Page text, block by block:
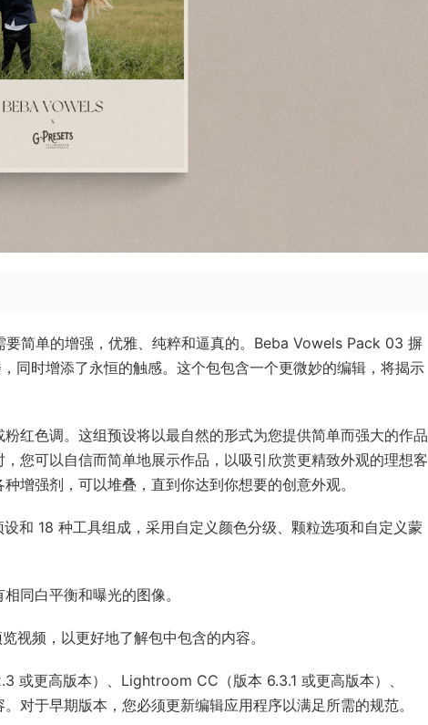
简单的增强，优雅、纯粹和逼真的。Beba Vowels Pack 03 摒
同时增添了永恒的触感。这个包包含一个更微妙的编辑，将揭示
红色调。这组预设将以最自然的形式为您提供简单而强大的作品
您可以自信而简单地展示作品，以吸引欣赏更精致外观的理想客
增强剂，可以堆叠，直到你达到你想要的创意外观。
和 18 种工具组成，采用自定义颜色分级、颗粒选项和自定义蒙
同白平衡和曝光的图像。
视频，以更好地了解包中包含的内容。
或更高版本）、Lightroom CC（版本 6.3.1 或更高版本）、
对于早期版本，您必须更新编辑应用程序以满足所需的规范。